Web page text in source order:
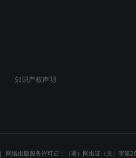
知识产权声明
网络出版服务许可证：（署）网出证（京）字第